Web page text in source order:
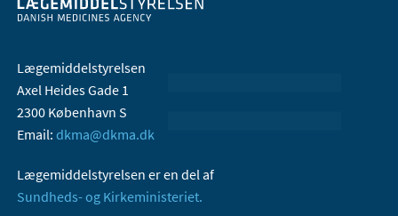
Lægemiddelstyrelsen
Axel Heides Gade 1
2300 København S
Email: dkma@dkma.dk
Lægemiddelstyrelsen er en del af
Sundheds- og Kirkeministeriet.